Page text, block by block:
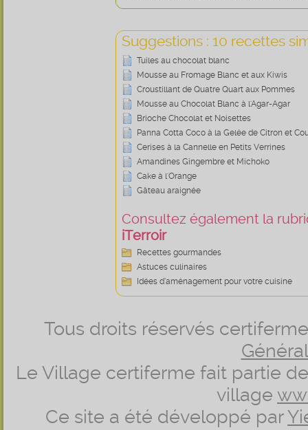
Suggestions : 10 recettes
Tuiles au chocolat blanc
Mousse au Fromage Blanc et aux Kiwis
Croustillant de Quatre Quart aux Pommes
Mousse au Chocolat Blanc à l'Agar-Agar
Brioche Chocolat et Noisettes
Panna Cotta Coco à la Gelée de Citron et
Cerises à la Cannelle en Petits Verrines
Amandines Gingembre et Michoko
Cake à l'Orange
Gâteau araignée
Consultez également la
iTerroir
Recettes gourmandes
Astuces culinaires
Idées d’aménagement pour votre cuisine
Tous droits réservés
Le Village certiferme fait partie
village
Ce site a été développé par